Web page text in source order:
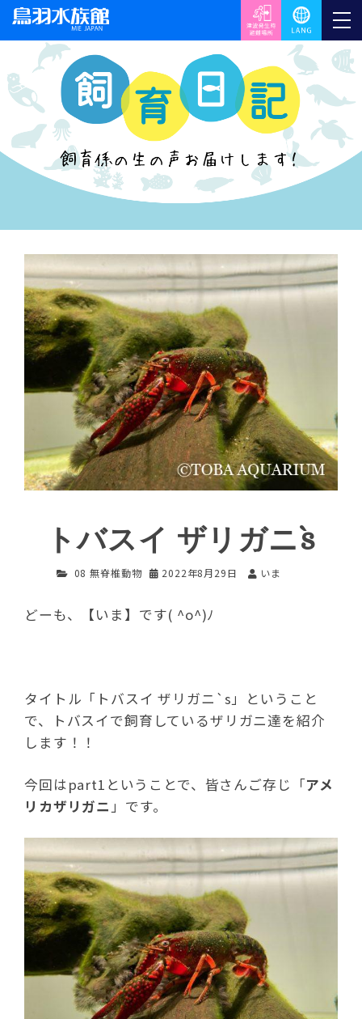
トバスイ ザリガニ`s
08 無脊椎動物 2022年8月29日 いま
どーも、【いま】です( ^o^)ﾉ
タイトル「トバスイ ザリガニ`s」ということ
で、トバスイで飼育しているザリガニ達を紹介
します！！
今回はpart1ということで、皆さんご存じ「アメ
リカザリガニ 」です。